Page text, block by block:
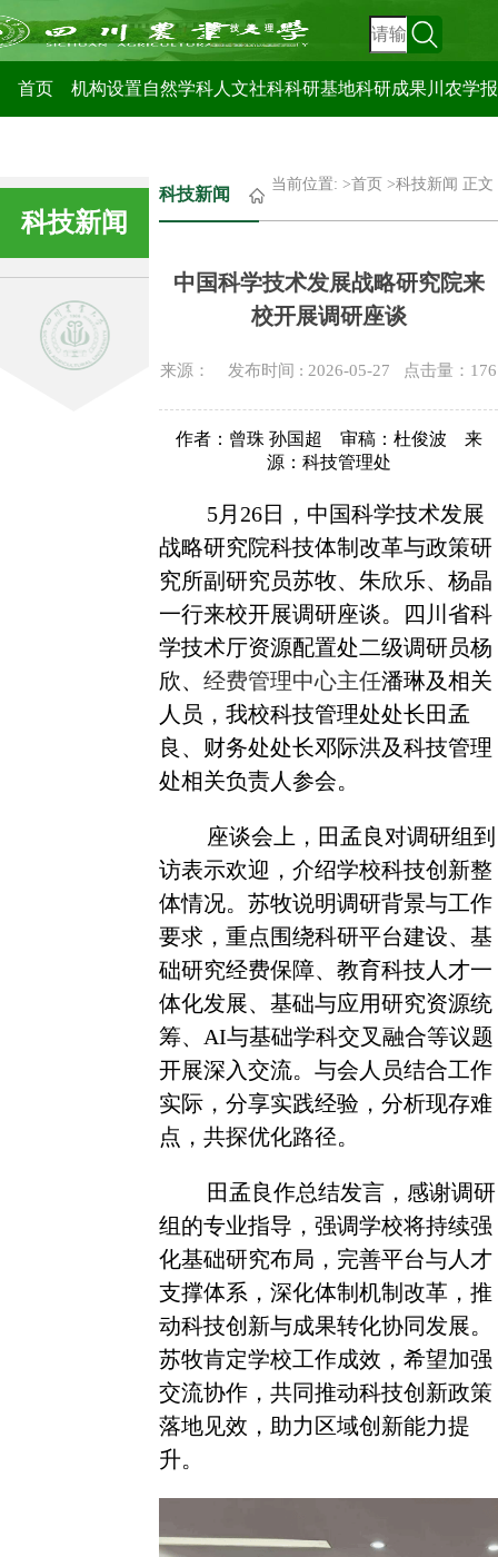
科技管理处
首页 机构设置自然学科人文社科科研基地科研成果川农学报
科技新闻
科技新闻
当前位置: >首页 >科技新闻 正文
中国科学技术发展战略研究院来
校开展调研座谈
来源： 发布时间 : 2026-05-27 点击量： 176
作者：曾珠 孙国超 审稿：杜俊波 来
源：科技管理处
5月26日，中国科学技术发展
战略研究院科技体制改革与政策研
究所副研究员苏牧、朱欣乐、杨晶
一行来校开展调研座谈。四川省科
学技术厅资源配置处二级调研员杨
欣、经费管理中心主任潘琳及相关
人员，我校科技管理处处长田孟
良、财务处处长邓际洪及科技管理
处相关负责人参会。
座谈会上，田孟良对调研组到
访表示欢迎，介绍学校科技创新整
体情况。苏牧说明调研背景与工作
要求，重点围绕科研平台建设、基
础研究经费保障、教育科技人才一
体化发展、基础与应用研究资源统
筹、AI与基础学科交叉融合等议题
开展深入交流。与会人员结合工作
实际，分享实践经验，分析现存难
点，共探优化路径。
田孟良作总结发言，感谢调研
组的专业指导，强调学校将持续强
化基础研究布局，完善平台与人才
支撑体系，深化体制机制改革，推
动科技创新与成果转化协同发展。
苏牧肯定学校工作成效，希望加强
交流协作，共同推动科技创新政策
落地见效，助力区域创新能力提
升。